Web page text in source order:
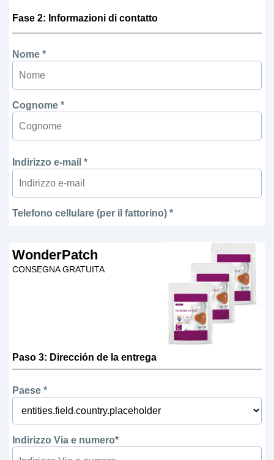
Fase 2: Informazioni di contatto
Nome *
Cognome *
Indirizzo e-mail *
Telefono cellulare (per il fattorino) *
WonderPatch
CONSEGNA GRATUITA
Paso 3: Dirección de la entrega
Paese *
Indirizzo Via e numero*